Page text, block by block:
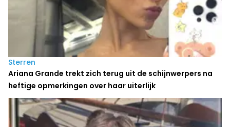
Sterren
Ariana Grande trekt zich terug uit de schijnwerpers na
heftige opmerkingen over haar uiterlijk